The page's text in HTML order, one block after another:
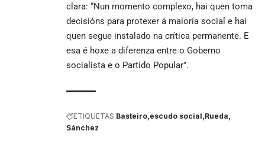
clara: “Nun momento complexo, hai quen toma
decisións para protexer á maioría social e hai
quen segue instalado na crítica permanente. E
esa é hoxe a diferenza entre o Goberno
socialista e o Partido Popular”.
ETIQUETAS Basteiro escudo social Rueda
Sánchez